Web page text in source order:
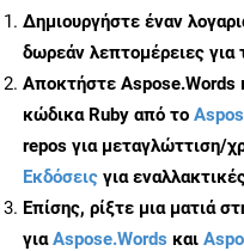
Δημιουργήστε έναν
δωρεάν λεπτομέρειες για
Αποκτήστε Aspose.Words
κώδικα Ruby από το
repos για μεταγλώττιση/
Εκδόσεις για
Επίσης, ρίξτε μια ματιά
γιαAspose.Words και